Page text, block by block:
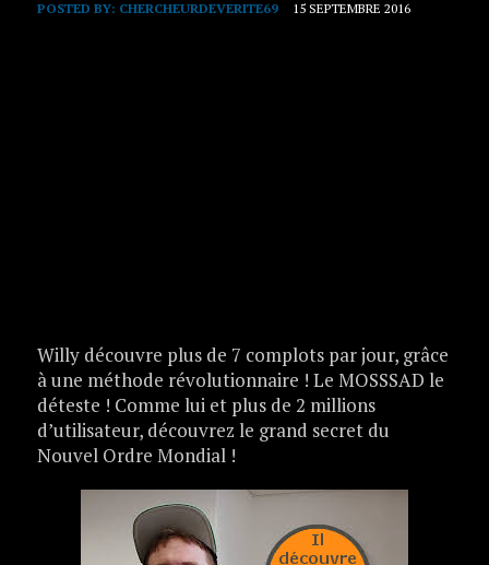
POSTED BY: CHERCHEURDEVERITE69 15 SEPTEMBRE 2016
Willy découvre plus de 7 complots par jour, grâce
à une méthode révolutionnaire ! Le MOSSSAD le
déteste ! Comme lui et plus de 2 millions
d’utilisateur, découvrez le grand secret du
Nouvel Ordre Mondial !